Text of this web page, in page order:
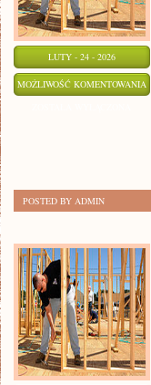
LUTY - 24 - 2026
MOŻLIWOŚĆ KOMENTOWANIA
POSTED BY ADMIN